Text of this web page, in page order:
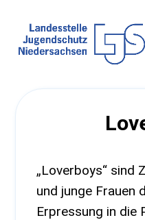
„Loverboys“ sind
und junge Frauen
Erpressung in die